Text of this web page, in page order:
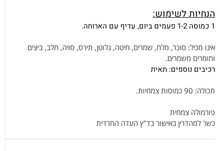
הנחיות לשימוש:
1 כמוסה 1-2 פעמים ביום, עדיף עם הארוחה.
אינו מכיל: סוכר, מלח, שמרים, חיטה, גלוטן, תירס, סויה, חלב, ביצים
וחומרים משמרים.
רכיבים נוספים: תאית
תכולה: 90 כמוסות צמחיות.
פורמולה צמחית
כשר למהדרין באישור בד"ץ העדה החרדית